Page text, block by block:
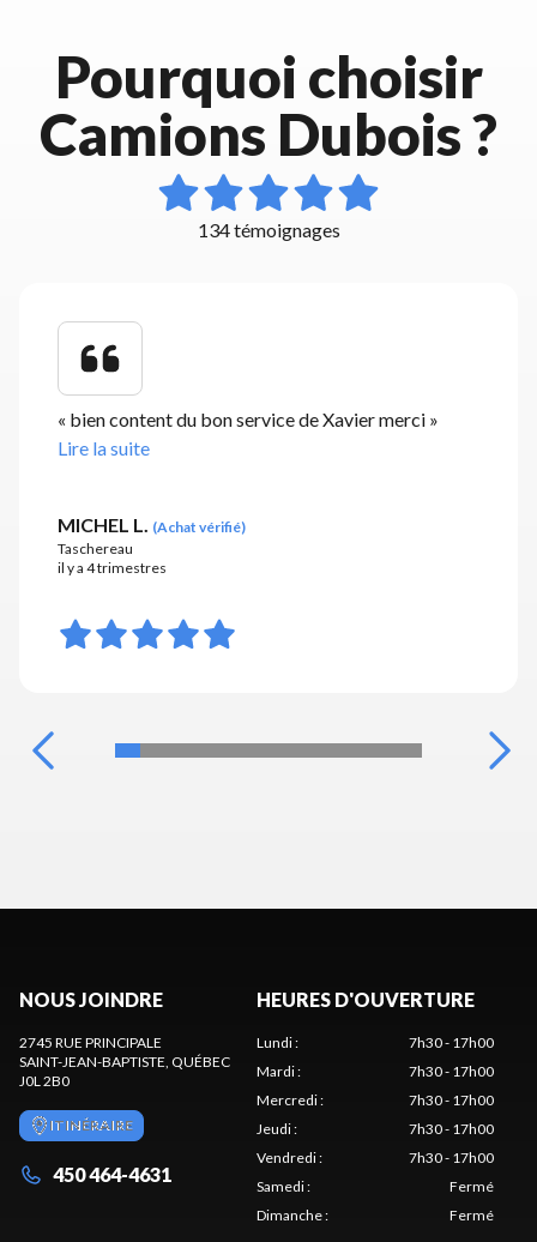
Pourquoi choisir
Camions Dubois ?
134 témoignages
« bien content du bon service de Xavier merci »
Lire la suite
MICHEL L. (Achat vérifié)
Taschereau
il y a 4 trimestres
NOUS JOINDRE
2745 RUE PRINCIPALE
SAINT-JEAN-BAPTISTE , QUÉBEC
J0L 2B0
ITINÉRAIRE
450 464-4631
HEURES D'OUVERTURE
Lundi:
7h30 - 17h00
Mardi:
7h30 - 17h00
Mercredi:
7h30 - 17h00
Jeudi:
7h30 - 17h00
Vendredi:
7h30 - 17h00
Samedi:
Fermé
Dimanche: Fermé